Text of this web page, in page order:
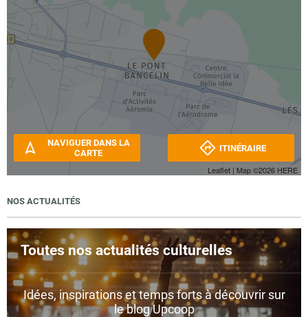
Leaflet | Map ©2026 HERE
NAVIGUER DANS LA
CARTE
ITINÉRAIRE
NOS ACTUALITÉS
Toutes nos actualités culturelles
Idées, inspirations et temps forts à découvrir sur
le blog Upcoop